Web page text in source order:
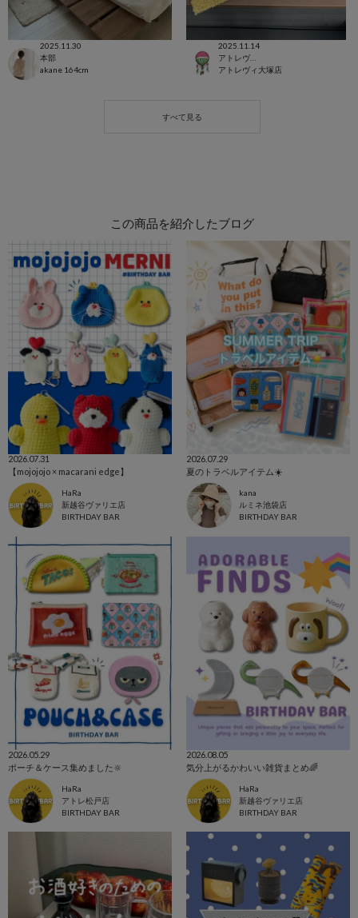
2025.11.30
本部
akane 164cm
2025.11.14
アトレヴィ大塚店
アトレヴィ大塚店
この商品を紹介したブログ
2026.07.31
【mojojojo × macarani edge】
HaRa
新越谷ヴァリエ店
BIRTHDAY BAR
2026.07.29
夏のトラベルアイテム☀️
kana
ルミネ池袋店
BIRTHDAY BAR
2026.05.29
ポーチ＆ケース集めました🔆
HaRa
アトレ松戸店
BIRTHDAY BAR
2026.08.05
気分上がるかわいい雑貨まとめ🌈
HaRa
新越谷ヴァリエ店
BIRTHDAY BAR